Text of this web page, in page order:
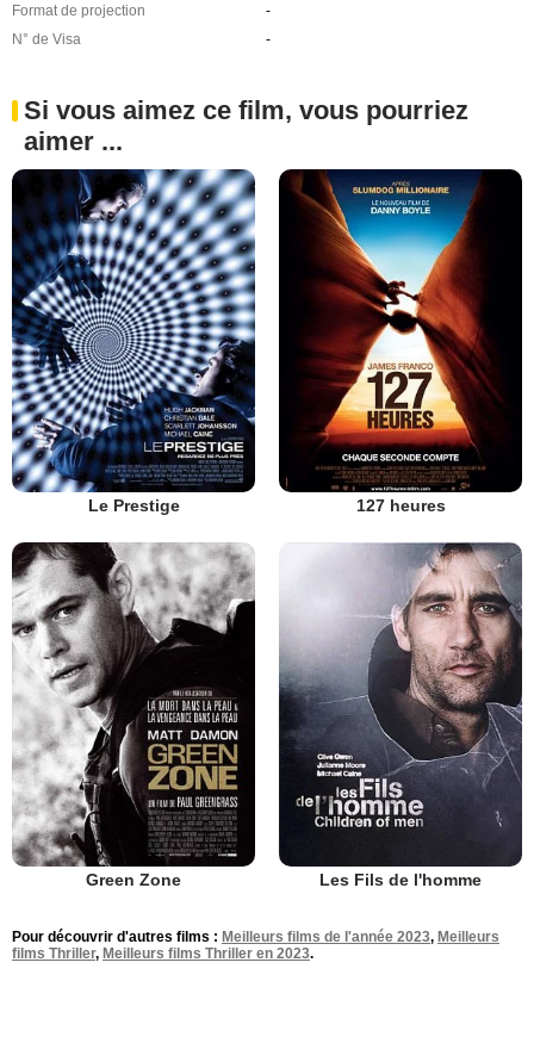
Format de projection
-
N° de Visa
-
Si vous aimez ce film, vous pourriez
aimer ...
Le Prestige 127 heures
Green Zone Les Fils de l'homme
Pour découvrir d'autres films : Meilleurs films de l'année 2023, Meilleurs
films Thriller, Meilleurs films Thriller en 2023.